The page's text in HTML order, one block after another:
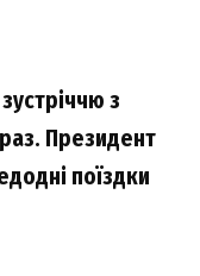
з
Президент
поїздки